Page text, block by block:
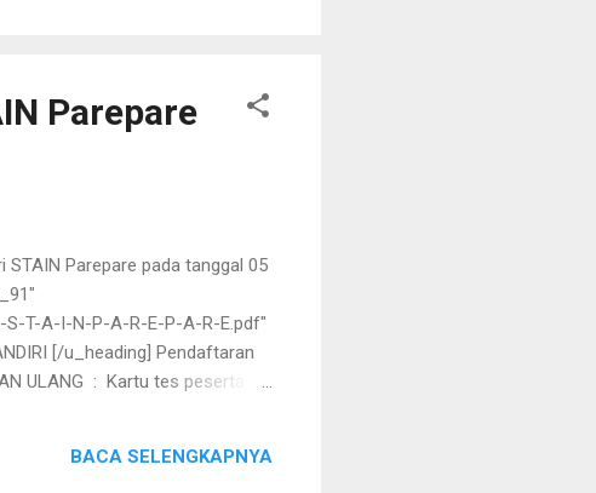
Parepare
STAIN Parepare pada tanggal 05
T-A-I-N-P-A-R-E-P-A-R-E.pdf"
[/u_heading] Pendaftaran
ULANG : Kartu tes peserta
Kuliah Tunggal (UKT)
sebesar Rp. 1.075.000 Bagi
BACA SELENGKAPNYA